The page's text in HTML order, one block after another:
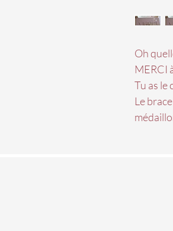
Oh
MERCI
Tu as le
Le